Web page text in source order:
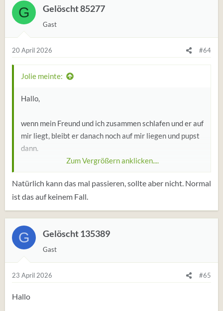
t
u
n
e
n
G Gelöscht 85277
Gast
20 April 2026 #64
Jolie meinte:
Hallo,
wenn mein Freund und ich zusammen schlafen und er auf
mir liegt, bleibt er danach noch auf mir liegen und pupst
dann.
Ich finde es Ekelhaft, weil es manchmalwiderlich riecht
und ich nicht weg kann. Er liegt dann irgendwie
schwerer auf mir als vorher und er möchte daran auch
nichts ändern.
Für mich wird das langsam zu einem echten Lustkiller.
Er meint, dass das normal sei.
Zum Vergrößern anklicken....
Natürlich kann das mal passieren, sollte aber nicht. Normal
ist das auf keinem Fall.
G Gelöscht 135389
Gast
23 April 2026 #65
Hallo